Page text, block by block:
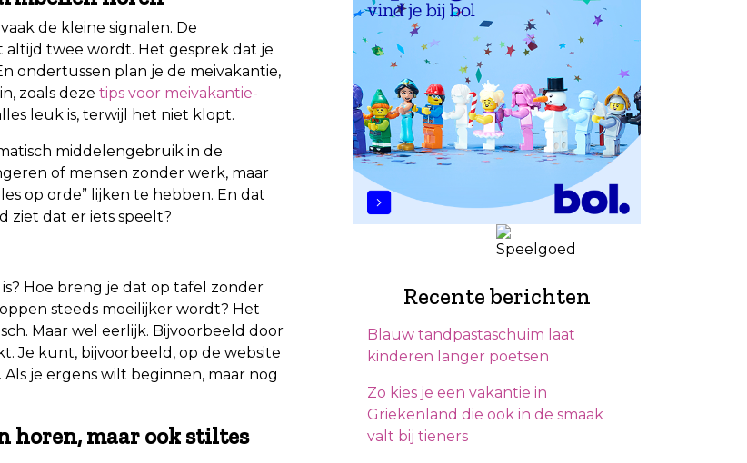
de kleine signalen. De
twee wordt. Het gesprek dat je
ondertussen plan je de meivakantie,
zoals deze tips voor meivakantie-
leuk is, terwijl het niet klopt.
middelengebruik in de
of mensen zonder werk, maar
op orde” lijken te hebben. En dat
ziet dat er iets speelt?
Hoe breng je dat op tafel zonder
steeds moeilijker wordt? Het
Maar wel eerlijk. Bijvoorbeeld door
Je kunt, bijvoorbeeld, op de website
je ergens wilt beginnen, maar nog
horen, maar ook stiltes
Recente berichten
Blauw tandpastaschuim laat
kinderen langer poetsen
Zo kies je een vakantie in
Griekenland die ook in de smaak
valt bij tieners